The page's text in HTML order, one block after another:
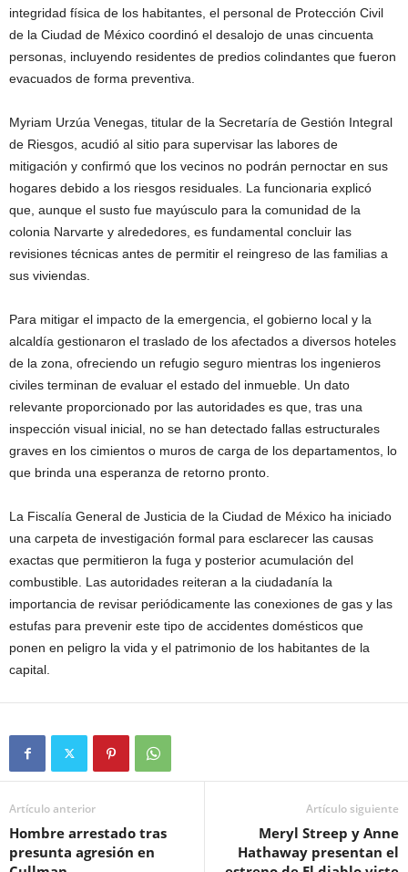
integridad física de los habitantes, el personal de Protección Civil
de la Ciudad de México coordinó el desalojo de unas cincuenta
personas, incluyendo residentes de predios colindantes que fueron
evacuados de forma preventiva.
Myriam Urzúa Venegas, titular de la Secretaría de Gestión Integral
de Riesgos, acudió al sitio para supervisar las labores de
mitigación y confirmó que los vecinos no podrán pernoctar en sus
hogares debido a los riesgos residuales. La funcionaria explicó
que, aunque el susto fue mayúsculo para la comunidad de la
colonia Narvarte y alrededores, es fundamental concluir las
revisiones técnicas antes de permitir el reingreso de las familias a
sus viviendas.
Para mitigar el impacto de la emergencia, el gobierno local y la
alcaldía gestionaron el traslado de los afectados a diversos hoteles
de la zona, ofreciendo un refugio seguro mientras los ingenieros
civiles terminan de evaluar el estado del inmueble. Un dato
relevante proporcionado por las autoridades es que, tras una
inspección visual inicial, no se han detectado fallas estructurales
graves en los cimientos o muros de carga de los departamentos, lo
que brinda una esperanza de retorno pronto.
La Fiscalía General de Justicia de la Ciudad de México ha iniciado
una carpeta de investigación formal para esclarecer las causas
exactas que permitieron la fuga y posterior acumulación del
combustible. Las autoridades reiteran a la ciudadanía la
importancia de revisar periódicamente las conexiones de gas y las
estufas para prevenir este tipo de accidentes domésticos que
ponen en peligro la vida y el patrimonio de los habitantes de la
capital.
Artículo anterior
Hombre arrestado tras
presunta agresión en
Artículo siguiente
Meryl Streep y Anne
Hathaway presentan el